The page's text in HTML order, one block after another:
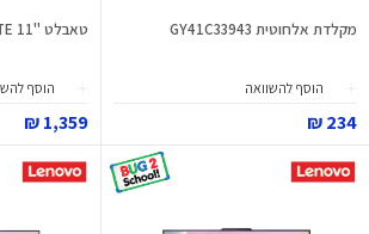
מקלדת אלחוטית GY41C33943
הוסף להשוואה
234 ₪
טאבלט "11 Tab K11 LTE
הוסף
1,359 ₪